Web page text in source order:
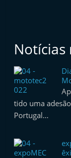
Notícias
tido uma
Portugal…